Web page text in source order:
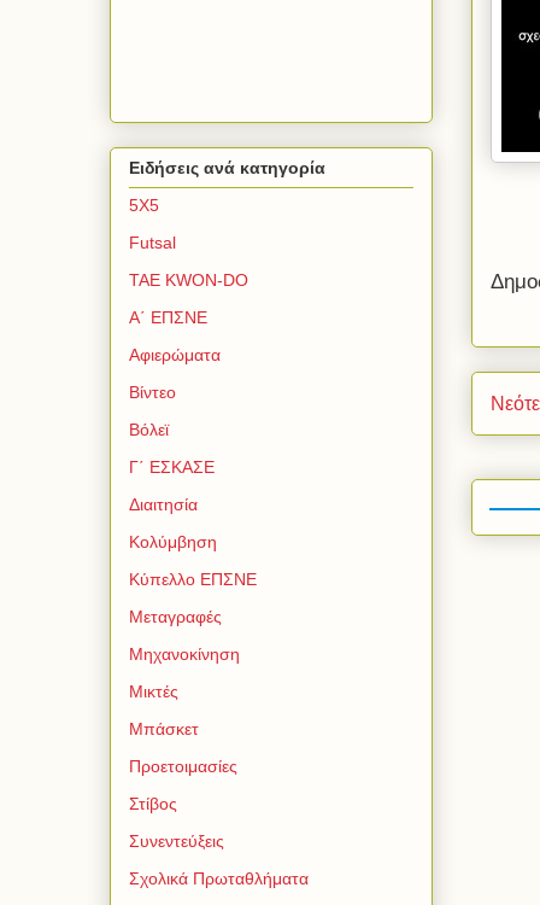
Ειδήσεις ανά κατηγορία
5Χ5
Futsal
TAE KWON-DO
Α΄ ΕΠΣΝΕ
Αφιερώματα
Βίντεο
Βόλεϊ
Γ΄ ΕΣΚΑΣΕ
Διαιτησία
Κολύμβηση
Κύπελλο ΕΠΣΝΕ
Μεταγραφές
Μηχανοκίνηση
Μικτές
Μπάσκετ
Προετοιμασίες
Στίβος
Συνεντεύξεις
Σχολικά Πρωταθλήματα